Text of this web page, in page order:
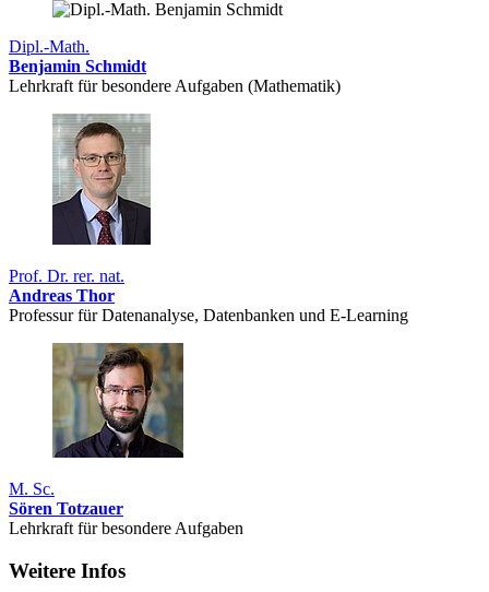
Dipl.-Math.
Benjamin Schmidt
Lehrkraft für besondere Aufgaben (Mathematik)
Prof. Dr. rer. nat.
Andreas Thor
Professur für Datenanalyse, Datenbanken und E-Learning
M. Sc.
Sören Totzauer
Lehrkraft für besondere Aufgaben
Weitere Infos